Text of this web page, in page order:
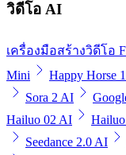
วิดีโอ AI
เครื่องมือสร้างวิดีโอ
Mini
Happy Horse
Sora 2 AI
Hailuo 02 AI
Seedance 2.0 AI